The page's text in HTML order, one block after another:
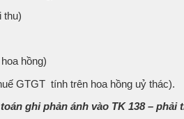
thu)
hồng)
GTGT tính trên hoa hồng uỷ thác).
ghi phản ánh vào TK 138 –